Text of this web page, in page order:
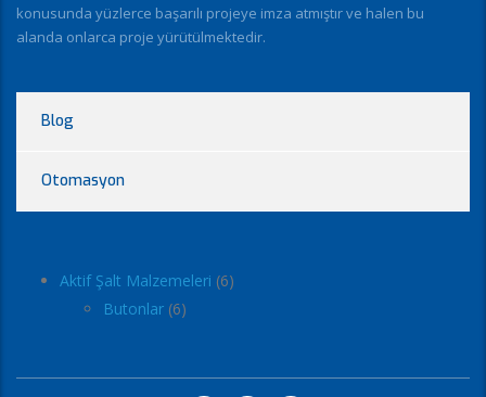
konusunda yüzlerce başarılı projeye imza atmıştır ve halen bu
alanda onlarca proje yürütülmektedir.
Blog
Otomasyon
Aktif Şalt Malzemeleri 6
Butonlar 6